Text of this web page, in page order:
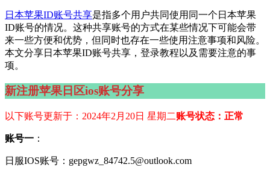
日本苹果ID账号共享是指多个用户共同使用同一个日本苹果
ID账号的情况。这种共享账号的方式在某些情况下可能会带
来一些方便和优势，但同时也存在一些使用注意事项和风险。
本文分享日本苹果ID账号共享，登录教程以及需要注意的事
项。
新注册苹果日区ios账号分享
以下账号更新于：2024年2月20日 星期二账号状态：正常
账号一 ：
日服IOS账号：gepgwz_84742.5@outlook.com